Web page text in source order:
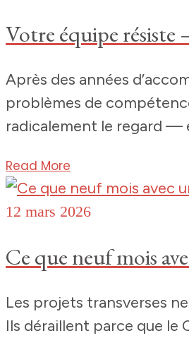
Votre équipe résiste
Après des années
problèmes de
radicalement le regard —
Read More
12 mars 2026
Ce que neuf mois
Les projets transverses
Ils déraillent parce que le